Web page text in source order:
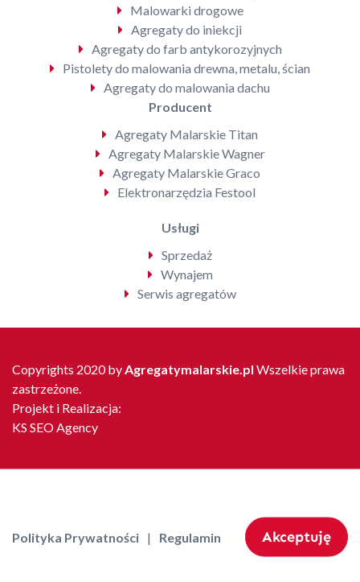
Malowarki drogowe
Agregaty do iniekcji
Agregaty do farb antykorozyjnych
Pistolety do malowania drewna, metalu, ścian
Agregaty do malowania dachu
Producent
Agregaty Malarskie Titan
Agregaty Malarskie Wagner
Agregaty Malarskie Graco
Elektronarzędzia Festool
Usługi
Sprzedaż
Wynajem
Serwis agregatów
Copyrights 2020 byAgregatymalarskie.pl Wszelkie prawa
zastrzeżone.
Projekt i Realizacja:
KS SEO Agency
Polityka Prywatności Regulamin Akceptuję